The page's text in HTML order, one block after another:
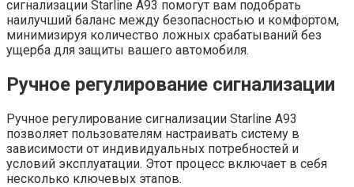
сигнализации Starline A93 помогут вам подобрать
наилучший баланс между безопасностью и комфортом,
минимизируя количество ложных срабатываний без
ущерба для защиты вашего автомобиля.
Ручное регулирование сигнализации
Ручное регулирование сигнализации Starline A93
позволяет пользователям настраивать систему в
зависимости от индивидуальных потребностей и
условий эксплуатации. Этот процесс включает в себя
несколько ключевых этапов.